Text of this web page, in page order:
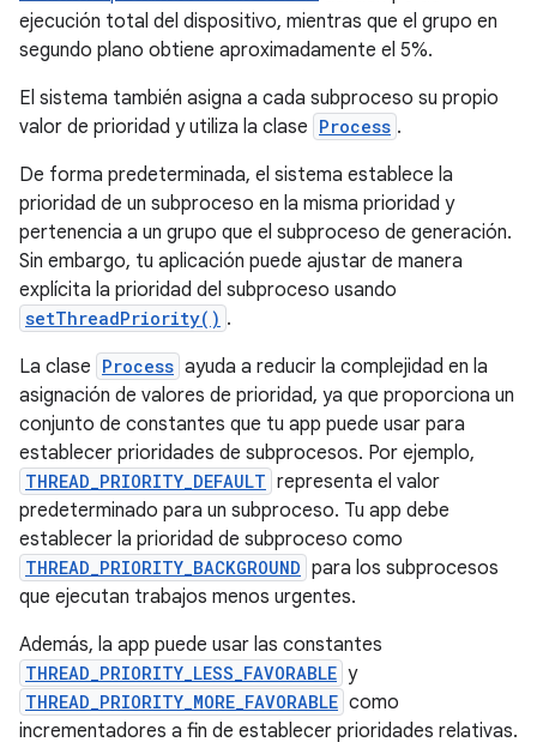
ejecución total del dispositivo, mientras que el grupo en
segundo plano obtiene aproximadamente el 5%.
El sistema también asigna a cada subproceso su propio
valor de prioridad y utiliza la clase Process .
De forma predeterminada, el sistema establece la
prioridad de un subproceso en la misma prioridad y
pertenencia a un grupo que el subproceso de generación.
Sin embargo, tu aplicación puede ajustar de manera
explícita la prioridad del subproceso usando
setThreadPriority() .
La clase Process ayuda a reducir la complejidad en la
asignación de valores de prioridad, ya que proporciona un
conjunto de constantes que tu app puede usar para
establecer prioridades de subprocesos. Por ejemplo,
THREAD_PRIORITY_DEFAULT representa el valor
predeterminado para un subproceso. Tu app debe
establecer la prioridad de subproceso como
THREAD_PRIORITY_BACKGROUND para los subprocesos
que ejecutan trabajos menos urgentes.
Además, la app puede usar las constantes
THREAD_PRIORITY_LESS_FAVORABLE y
THREAD_PRIORITY_MORE_FAVORABLE como
incrementadores a fin de establecer prioridades relativas.